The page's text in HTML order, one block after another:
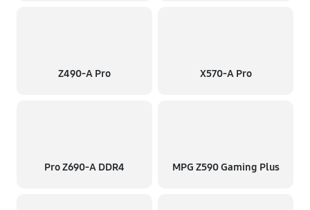
Z490-A Pro X570-A Pro
Pro Z690-A DDR4 MPG Z590 Gaming Plus